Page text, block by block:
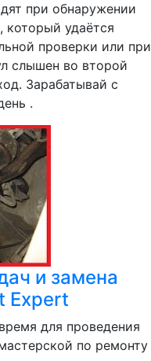
при обнаружении
который удаётся
проверки или при
слышен во второй
Зарабатывай с
.
и замена
Expert
для проведения
по ремонту